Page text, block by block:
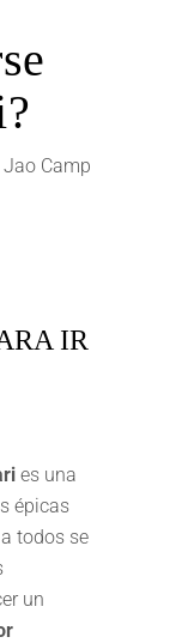
Camp
IR
es una
épicas
todos se
un